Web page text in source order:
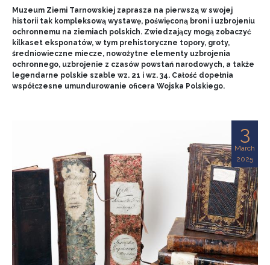
Muzeum Ziemi Tarnowskiej zaprasza na pierwszą w swojej
historii tak kompleksową wystawę, poświęconą broni i uzbrojeniu
ochronnemu na ziemiach polskich. Zwiedzający mogą zobaczyć
kilkaset eksponatów, w tym prehistoryczne topory, groty,
średniowieczne miecze, nowożytne elementy uzbrojenia
ochronnego, uzbrojenie z czasów powstań narodowych, a także
legendarne polskie szable wz. 21 i wz. 34. Całość dopełnia
współczesne umundurowanie oficera Wojska Polskiego.
3
March
2025